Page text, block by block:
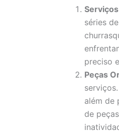
séries
preciso
Peças
além de
de